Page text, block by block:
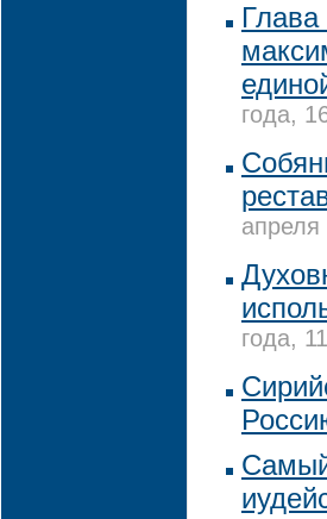
года,
года,